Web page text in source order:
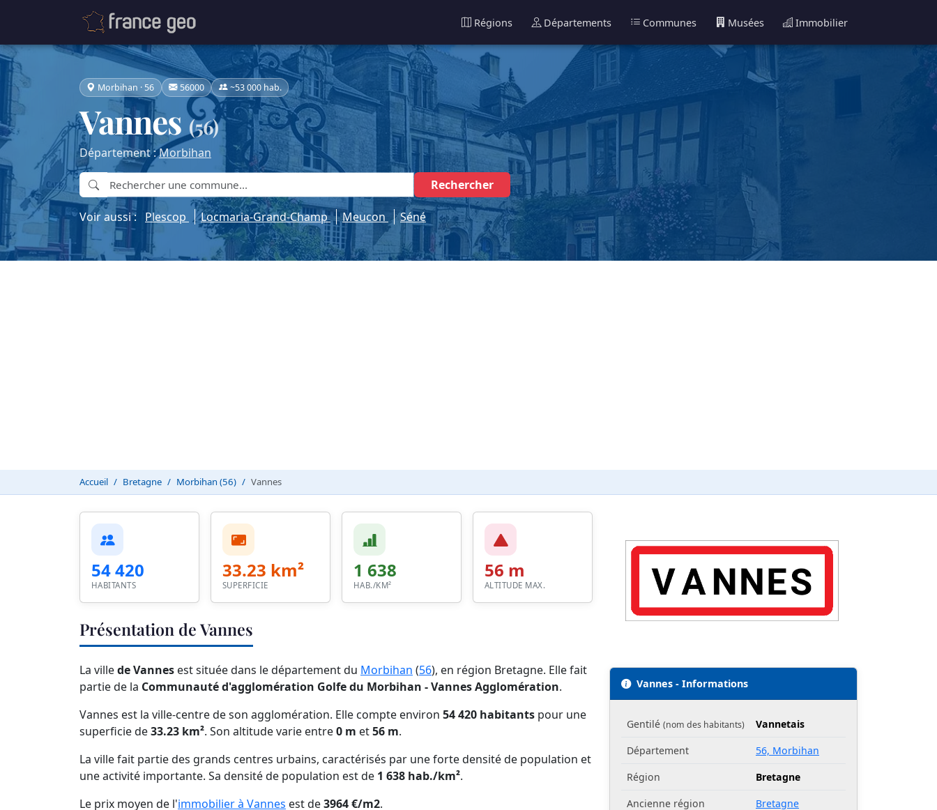
Régions Départements Communes Musées Immobilier
Morbihan · 56 56000 ~53 000 hab.
Vannes(56)
Département :Morbihan
Rechercher
Voir aussi : Plescop Locmaria-Grand-Champ Meucon Séné
Accueil Bretagne Morbihan (56) Vannes
54 420
HABITANTS
33.23 km²
SUPERFICIE
1 638
HAB./KM²
56 m
ALTITUDE MAX.
Présentation de Vannes
La villede Vannes est située dans le département du Morbihan (56), en région Bretagne. Elle fait
partie de la Communauté d'agglomération Golfe du Morbihan - Vannes Agglomération.
Vannes est la ville-centre de son agglomération. Elle compte environ 54 420 habitants pour une
superficie de33.23 km². Son altitude varie entre0 m et56 m.
La ville fait partie des grands centres urbains, caractérisés par une forte densité de population et
une activité importante. Sa densité de population est de 1 638 hab./km².
Le prix moyen de l'immobilier à Vannes est de3964 €/m2.
Vannes - Informations
Gentilé (nom des habitants)
Vannetais
Département
56, Morbihan
Région
Bretagne
Ancienne région
Bretagne